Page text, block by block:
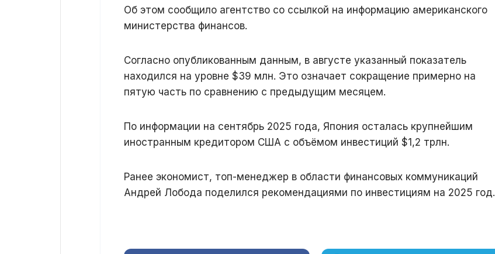
Об этом сообщило агентство со ссылкой на информацию американского
министерства финансов.
Согласно опубликованным данным, в августе указанный показатель
находился на уровне $39 млн. Это означает сокращение примерно на
пятую часть по сравнению с предыдущим месяцем.
По информации на сентябрь 2025 года, Япония осталась крупнейшим
иностранным кредитором США с объёмом инвестиций $1,2 трлн.
Ранее экономист, топ-менеджер в области финансовых коммуникаций
Андрей Лобода поделился рекомендациями по инвестициям на 2025 год.